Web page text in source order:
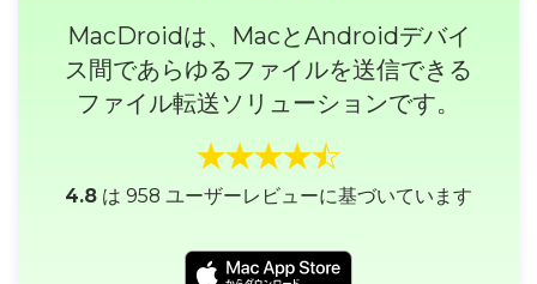
MacDroidは、MacとAndroidデバイ
ス間であらゆるファイルを送信できる
ファイル転送ソリューションです。
4.8 は 958 ユーザーレビューに基づいています